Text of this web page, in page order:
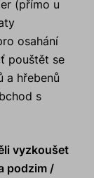
(přímo u
osahání
pouštět se
a hřebenů
s
vyzkoušet
podzim /